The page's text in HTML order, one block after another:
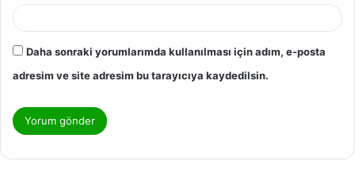
Daha sonraki yorumlarımda kullanılması için adım, e-posta
adresim ve site adresim bu tarayıcıya kaydedilsin.